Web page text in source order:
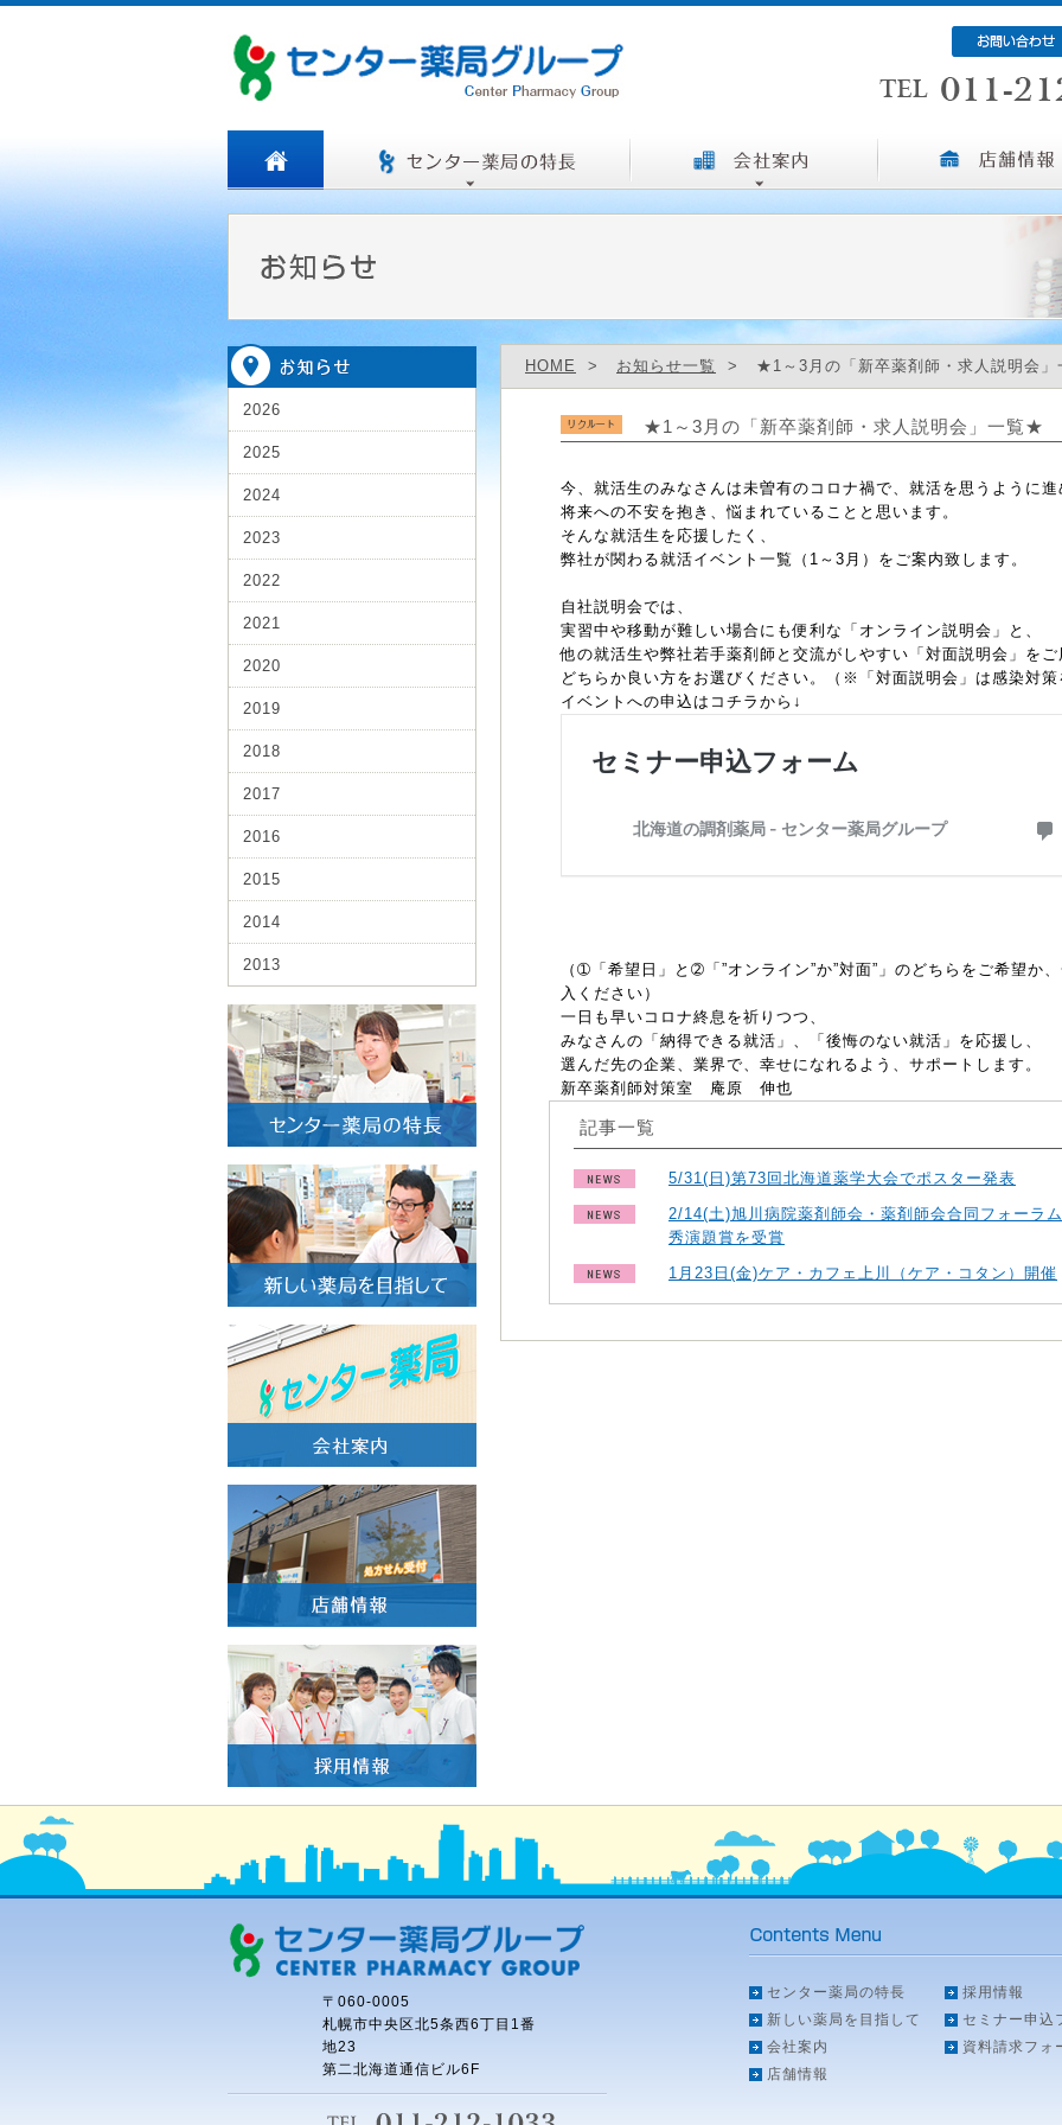
2026
2025
2024
2023
2022
2021
2020
2019
2018
2017
2016
2015
2014
2013
HOME > お知らせ一覧 > ★1～3月の「新卒薬剤師・求人説明会
★1～3月の「新卒薬剤師・求人説明会」一覧★
今、就活生のみなさんは未曽有のコロナ禍で、就活を思うように進
将来への不安を抱き、悩まれていることと思います。
そんな就活生を応援したく、
弊社が関わる就活イベント一覧（1～3月）をご案内致します。
自社説明会では、
実習中や移動が難しい場合にも便利な「オンライン説明会」と、
他の就活生や弊社若手薬剤師と交流がしやすい「対面説明会」をご
どちらか良い方をお選びください。（※「対面説明会」は感染対策
イベントへの申込はコチラから↓
（➀「希望日」と➁「”オンライン”か”対面”」のどちらをご希望か
入ください）
一日も早いコロナ終息を祈りつつ、
みなさんの「納得できる就活」、「後悔のない就活」を応援し、
選んだ先の企業、業界で、幸せになれるよう、サポートします。
新卒薬剤師対策室 庵原 伸也
記事一覧
5/31(日)第73回北海道薬学大会でポスター発表
2/14(土)旭川病院薬剤師会・薬剤師会合同フォーラ
秀演題賞を受賞
1月23日(金)ケア・カフェ上川（ケア・コタン）開催
〒060-0005
札幌市中央区北5条西6丁目1番
地23
第二北海道通信ビル6F
センター薬局の特長
新しい薬局を目指して
会社案内
店舗情報
採用情報
セミナー申込
資料請求フォ